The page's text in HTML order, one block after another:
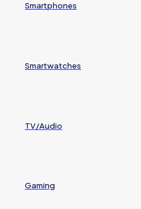
Smartphones
Smartwatches
TV/Audio
Gaming